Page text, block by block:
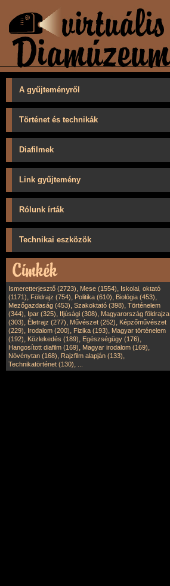
A gyűjteményről
Történet és technikák
Diafilmek
Link gyűjtemény
Rólunk írták
Technikai eszközök
Ismeretterjesztő (2723), Mese (1554), Iskolai, oktató
(1171), Földrajz (754), Politika (610), Biológia (453),
Mezőgazdaság (453), Szakoktató (398), Történelem
(344), Ipar (325), Ifjúsági (308), Magyarország földrajza
(303), Életrajz (277), Művészet (252), Képzőművészet
(229), Irodalom (200), Fizika (193), Magyar történelem
(192), Közlekedés (189), Egészségügy (176),
Hangosított diafilm (169), Magyar irodalom (169),
Növénytan (168), Rajzfilm alapján (133),
Technikatörténet (130),